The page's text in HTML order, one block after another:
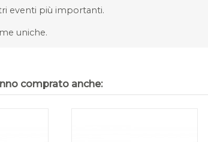
eventi più importanti.
uniche.
comprato anche: